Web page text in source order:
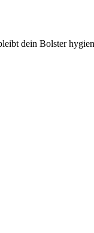
dein Bolster